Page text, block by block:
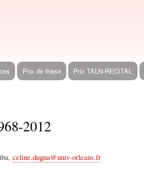
Prix de thèse Prix TALN-RECITAL
2012
celine.dugua@univ-orleans.fr